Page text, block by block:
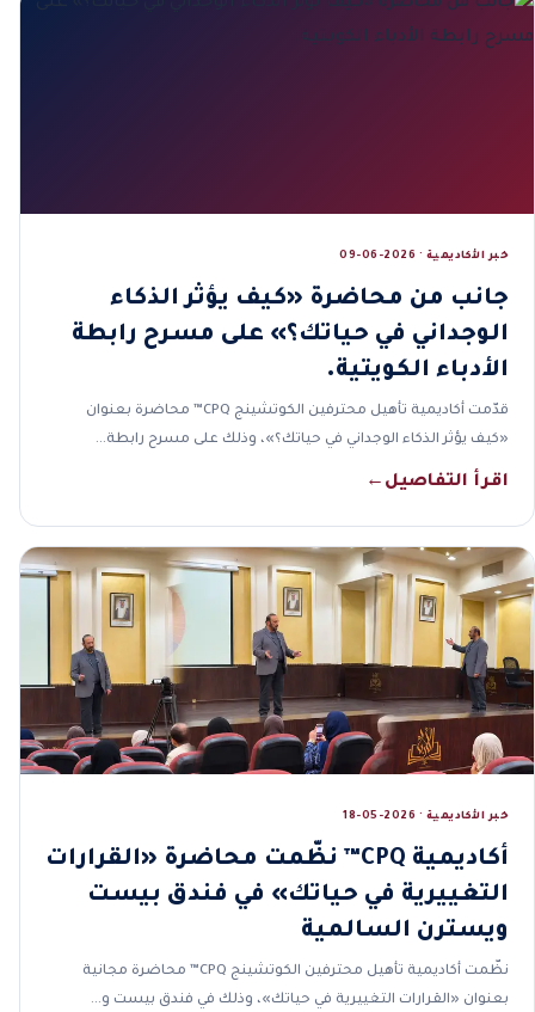
خبر الأكاديمية · 2026-06-09
جانب من محاضرة «كيف يؤثر الذكاء
الوجداني في حياتك؟» على مسرح رابطة
الأدباء الكويتية.
قدّمت أكاديمية تأهيل محترفين الكوتشينج CPQ™ محاضرة بعنوان
«كيف يؤثر الذكاء الوجداني في حياتك؟»، وذلك على مسرح رابطة…
اقرأ التفاصيل ←
خبر الأكاديمية · 2026-05-18
أكاديمية CPQ™ نظّمت محاضرة «القرارات
التغييرية في حياتك» في فندق بيست
ويسترن السالمية
نظّمت أكاديمية تأهيل محترفين الكوتشينج CPQ™ محاضرة مجانية
بعنوان «القرارات التغييرية في حياتك»، وذلك في فندق بيست و…